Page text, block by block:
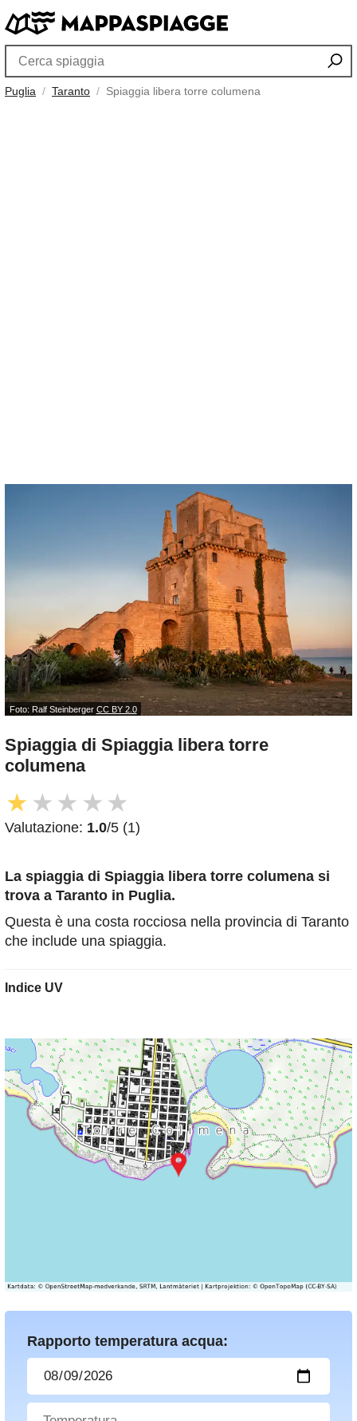
Puglia Taranto Spiaggia libera torre columena
Foto: Ralf Steinberger CC BY 2.0
Spiaggia di Spiaggia libera torre
columena
★ ★ ★ ★ ★
Valutazione: 1.0/5 (1)
La spiaggia di Spiaggia libera torre columena si
trova a Taranto in Puglia.
Questa è una costa rocciosa nella provincia di Taranto
che include una spiaggia.
Indice UV
Rapporto temperatura acqua: